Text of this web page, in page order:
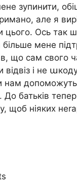
зупинити,
але я
цього. Ось так
мене
що сам свого
відвіз і не
нам
батьків тепер
щоб ніяких